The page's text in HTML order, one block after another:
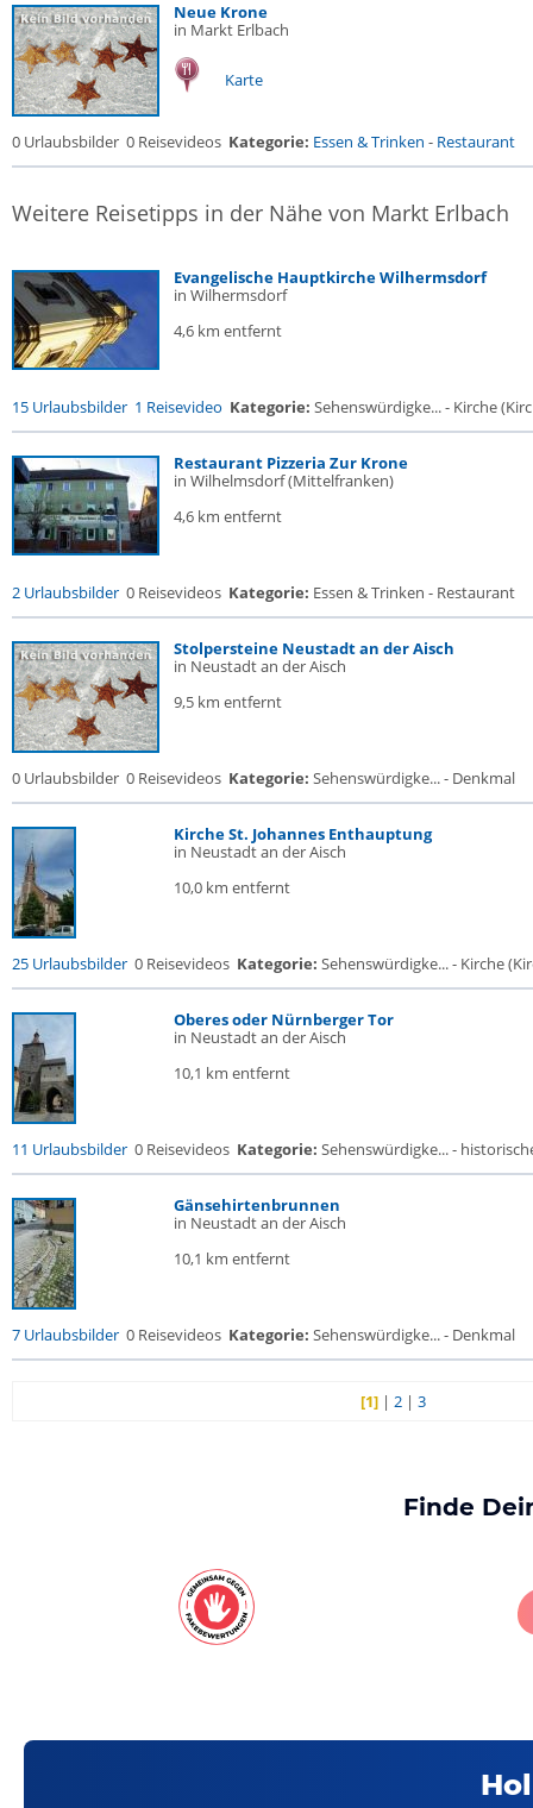
Neue Krone
in Markt Erlbach
Karte
0 Urlaubsbilder 0 Reisevideos Kategorie: Essen & Trinken - Restaurant
Weitere Reisetipps in der Nähe von Markt Erlbach
Evangelische Hauptkirche Wilhermsdorf
in Wilhermsdorf
4,6 km entfernt
15 Urlaubsbilder 1 Reisevideo Kategorie: Sehenswürdigke... - Kirche
Restaurant Pizzeria Zur Krone
in Wilhelmsdorf (Mittelfranken)
4,6 km entfernt
2 Urlaubsbilder 0 Reisevideos Kategorie: Essen & Trinken - Restaurant
Stolpersteine Neustadt an der Aisch
in Neustadt an der Aisch
9,5 km entfernt
0 Urlaubsbilder 0 Reisevideos Kategorie: Sehenswürdigke... - Denkmal
Kirche St. Johannes Enthauptung
in Neustadt an der Aisch
10,0 km entfernt
25 Urlaubsbilder 0 Reisevideos Kategorie: Sehenswürdigke... - Kirche
Oberes oder Nürnberger Tor
in Neustadt an der Aisch
10,1 km entfernt
11 Urlaubsbilder 0 Reisevideos Kategorie: Sehenswürdigke... -
Gänsehirtenbrunnen
in Neustadt an der Aisch
10,1 km entfernt
7 Urlaubsbilder 0 Reisevideos Kategorie: Sehenswürdigke... - Denkmal
[1] |2 |3
Finde